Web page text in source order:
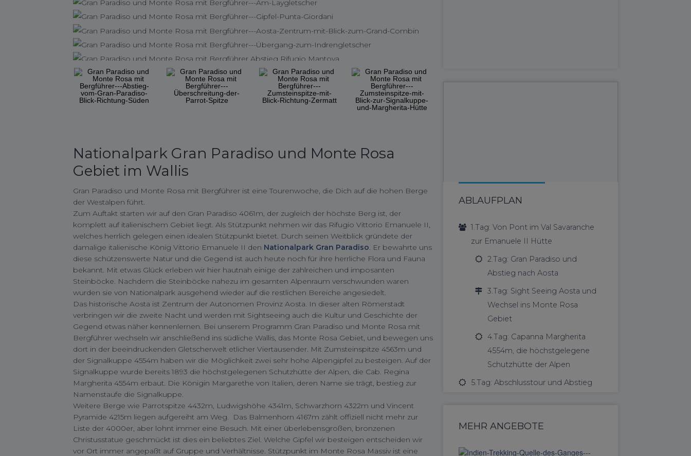
Nationalpark Gran Paradiso und Monte Rosa
Gebiet im Wallis
Gran Paradiso und Monte Rosa mit Bergführer ist eine Tourenwoche, die Dich auf die hohen Berge
der Westalpen führt.
Zum Auftakt starten wir auf den Gran Paradiso 4061m, der zugleich der höchste Berg ist, der
komplett auf italienischem Gebiet liegt. Als Stützpunkt nehmen wir das Rifugio Vittorio Emanuele II,
welches herrlich gelegen einen idealen Stützpunkt bietet. Durch seinen Weitblick gründete der
damalige italienische König Vittorio Emanuele II den Nationalpark Gran Paradiso. Er bewahrte uns
diese schützenswerte Natur und die Gegend ist auch heute noch für ihre herrliche Flora und Fauna
bekannt. Mit etwas Glück erleben wir hier hautnah einige der zahlreichen und imposanten
Steinböcke. Nachdem die Steinböcke nahezu im gesamten Alpenraum verschwunden waren
wurden sie von Nationalpark ausgehend wieder auf die restlichen Bereiche angesiedelt.
Das historische Aosta ist Zentrum der Autonomen Provinz Aosta. In dieser alten Römerstadt
verbringen wir die zweite Nacht und werden mit Sightseeing auch die Kultur und Geschichte der
Gegend etwas näher kennenlernen. Bei unserem Programm Gran Paradiso und Monte Rosa mit
Bergführer wechseln wir anschließend ins südliche Wallis, das Monte Rosa Gebiet, und bewegen uns
dort in der beeindruckenden Gletscherwelt etlicher Viertausender. Mit Zumsteinspitze 4563m und
der Signalkuppe 4554m haben wir die Möglichkeit zwei sehr hohe Alpengipfel zu besteigen. Auf der
Signalkuppe wurde bereits 1893 die höchstgelegenen Schutzhütte der Alpen, die Cab. Regina
Margherita 4554m erbaut. Die Königin Margarethe von Italien, deren Name sie trägt, bestieg zur
Namenstaufe die Signalkuppe.
Weitere Berge wie Parrotspitze 4432m, Ludwigshöhe 4341m, Schwarzhorn 4322m und Vincent
Pyramide 4215m liegen aufgereiht am Weg. Das Balmenhorn 4167m zählt offiziell nicht mehr zur
Liste der 4000er, aber lohnt immer eine Besuch. Mit einer überlebensgroßen, bronzenen
Christusstatue geschmückt ist dies ein beliebtes Ziel. Welche Gipfel wir besteigen entscheiden wir
vor Ort immer angepaßt auf Gruppe und Verhältnisse. Stützpunkt im Monte Rosa Massiv ist eine
ABLAUFPLAN
1.Tag: Von Pont im Val Savaranche
zur Emanuele II Hütte
2.Tag: Gran Paradiso und
Abstieg nach Aosta
3.Tag: Sight Seeing Aosta und
Wechsel ins Monte Rosa
Gebiet
4.Tag: Capanna Margherita
4554m, die höchstgelegene
Schutzhütte der Alpen
5.Tag: Abschlusstour und Abstieg
MEHR ANGEBOTE